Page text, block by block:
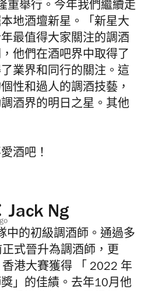
重舉行。 今年我們繼續走
地酒壇新星。
「新星大
最值得大家關注的調酒
他們在酒吧界中取得了
業界和同行的關注。這
性和過人的調酒技藝，
酒界的明日之星。其他
酒吧！
Jack Ng
中的初級調酒師。通過多
式晉升為調酒師，更
香港大賽獲得 「 2022 年
」的佳績。去年10月他